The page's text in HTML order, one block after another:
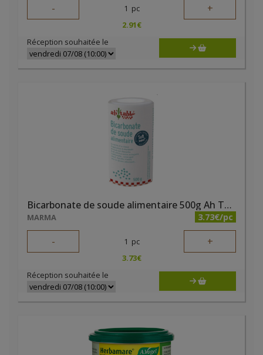
- 1 pc +
2.91€
Réception souhaitée le
Bicarbonate de soude alimentaire 500g Ah Table
MARMA 3.73€/pc
- 1 pc +
3.73€
Réception souhaitée le